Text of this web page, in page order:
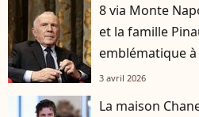
8 via Monte
et la famille
emblématique
3 avril 2026
La maison